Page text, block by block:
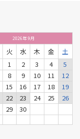
2026年9月
火 水 木 金
土
1
2 3 4
5
8 9 10 11
12
15 16 17 18
19
22 23 24 25
26
29 30